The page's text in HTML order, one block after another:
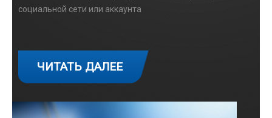
социальной сети или аккаунта
ЧИТАТЬ ДАЛЕЕ